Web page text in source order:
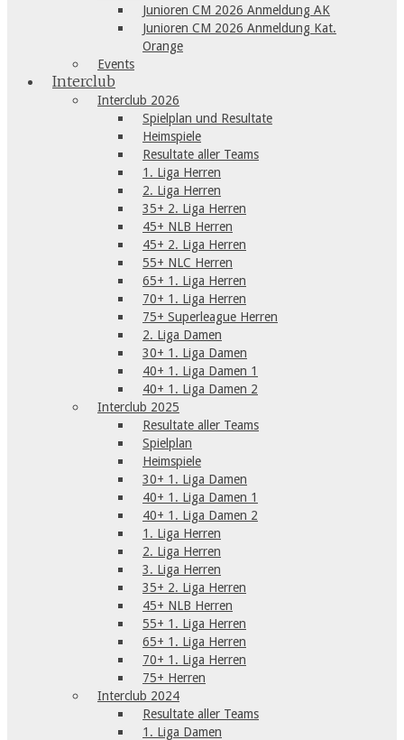
Junioren CM 2026 Anmeldung AK
Junioren CM 2026 Anmeldung Kat.
Orange
Events
Interclub
Interclub 2026
Spielplan und Resultate
Heimspiele
Resultate aller Teams
1. Liga Herren
2. Liga Herren
35+ 2. Liga Herren
45+ NLB Herren
45+ 2. Liga Herren
55+ NLC Herren
65+ 1. Liga Herren
70+ 1. Liga Herren
75+ Superleague Herren
2. Liga Damen
30+ 1. Liga Damen
40+ 1. Liga Damen 1
40+ 1. Liga Damen 2
Interclub 2025
Resultate aller Teams
Spielplan
Heimspiele
30+ 1. Liga Damen
40+ 1. Liga Damen 1
40+ 1. Liga Damen 2
1. Liga Herren
2. Liga Herren
3. Liga Herren
35+ 2. Liga Herren
45+ NLB Herren
55+ 1. Liga Herren
65+ 1. Liga Herren
70+ 1. Liga Herren
75+ Herren
Interclub 2024
Resultate aller Teams
1. Liga Damen